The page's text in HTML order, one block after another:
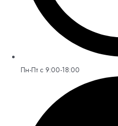
Пн-Пт с 9:00-18:00